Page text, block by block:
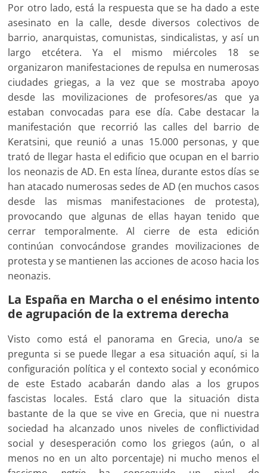
Por otro lado, está la respuesta que se ha dado a este
asesinato en la calle, desde diversos colectivos de
barrio, anarquistas, comunistas, sindicalistas, y así un
largo etcétera. Ya el mismo miércoles 18 se
organizaron manifestaciones de repulsa en numerosas
ciudades griegas, a la vez que se mostraba apoyo
desde las movilizaciones de profesores/as que ya
estaban convocadas para ese día. Cabe destacar la
manifestación que recorrió las calles del barrio de
Keratsini, que reunió a unas 15.000 personas, y que
trató de llegar hasta el edificio que ocupan en el barrio
los neonazis de AD. En esta línea, durante estos días se
han atacado numerosas sedes de AD (en muchos casos
desde las mismas manifestaciones de protesta),
provocando que algunas de ellas hayan tenido que
cerrar temporalmente. Al cierre de esta edición
continúan convocándose grandes movilizaciones de
protesta y se mantienen las acciones de acoso hacia los
neonazis.
La España en Marcha o el enésimo intento
de agrupación de la extrema derecha
Visto como está el panorama en Grecia, uno/a se
pregunta si se puede llegar a esa situación aquí, si la
configuración política y el contexto social y económico
de este Estado acabarán dando alas a los grupos
fascistas locales. Está claro que la situación dista
bastante de la que se vive en Grecia, que ni nuestra
sociedad ha alcanzado unos niveles de conflictividad
social y desesperación como los griegos (aún, o al
menos no en un alto porcentaje) ni mucho menos el